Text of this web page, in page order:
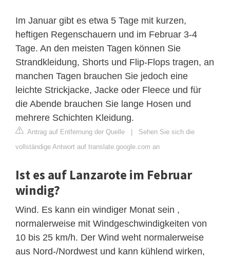
Im Januar gibt es etwa 5 Tage mit kurzen,
heftigen Regenschauern und im Februar 3-4
Tage. An den meisten Tagen können Sie
Strandkleidung, Shorts und Flip-Flops tragen, an
manchen Tagen brauchen Sie jedoch eine
leichte Strickjacke, Jacke oder Fleece und für
die Abende brauchen Sie lange Hosen und
mehrere Schichten Kleidung.
Antrag auf Entfernung der Quelle | Sehen Sie sich die
vollständige Antwort auf translate.google.com an
Ist es auf Lanzarote im Februar
windig?
Wind. Es kann ein windiger Monat sein ,
normalerweise mit Windgeschwindigkeiten von
10 bis 25 km/h. Der Wind weht normalerweise
aus Nord-/Nordwest und kann kühlend wirken,